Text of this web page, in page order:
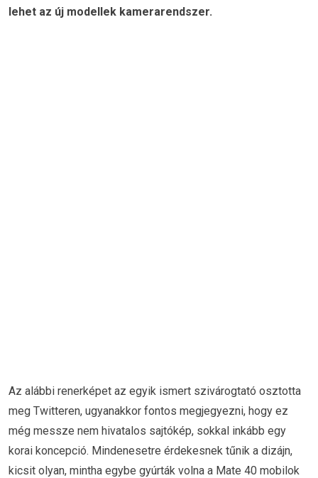
lehet az új modellek kamerarendszer.
Az alábbi renerképet az egyik ismert szivárogtató osztotta
meg Twitteren, ugyanakkor fontos megjegyezni, hogy ez
még messze nem hivatalos sajtókép, sokkal inkább egy
korai koncepció. Mindenesetre érdekesnek tűnik a dizájn,
kicsit olyan, mintha egybe gyúrták volna a Mate 40 mobilok